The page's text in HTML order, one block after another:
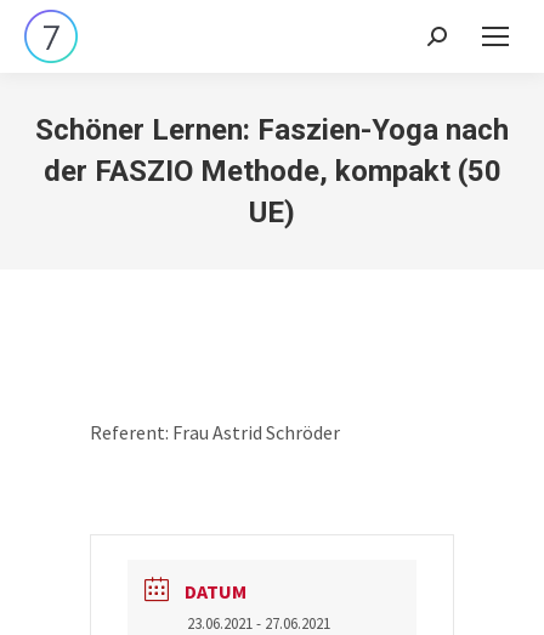
Search:
Schöner Lernen: Faszien-Yoga nach
der FASZIO Methode, kompakt (50
UE)
Referent: Frau Astrid Schröder
DATUM
23.06.2021- 27.06.2021